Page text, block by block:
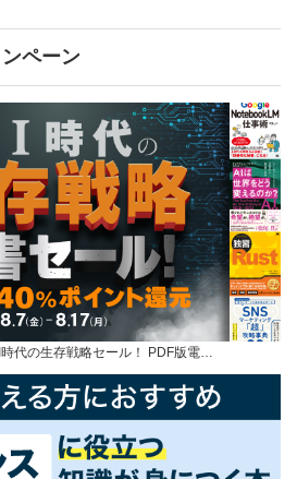
ペーン
代の生存戦略セール！ PDF版電…